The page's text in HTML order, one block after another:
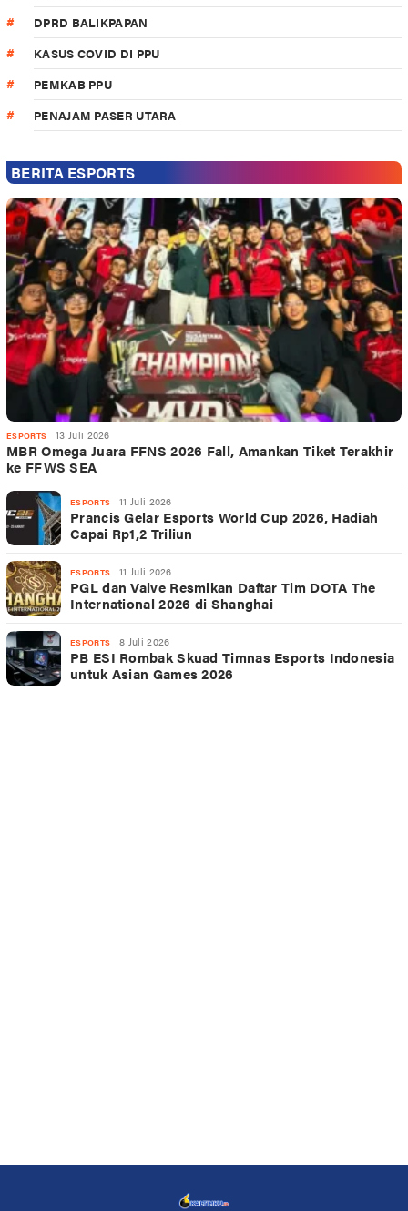
DPRD BALIKPAPAN
KASUS COVID DI PPU
PEMKAB PPU
PENAJAM PASER UTARA
BERITA ESPORTS
ESPORTS 13 Juli 2026
MBR Omega Juara FFNS 2026 Fall, Amankan Tiket Terakhir
ke FFWS SEA
ESPORTS 11 Juli 2026
Prancis Gelar Esports World Cup 2026, Hadiah
Capai Rp1,2 Triliun
ESPORTS 11 Juli 2026
PGL dan Valve Resmikan Daftar Tim DOTA The
International 2026 di Shanghai
ESPORTS 8 Juli 2026
PB ESI Rombak Skuad Timnas Esports Indonesia
untuk Asian Games 2026